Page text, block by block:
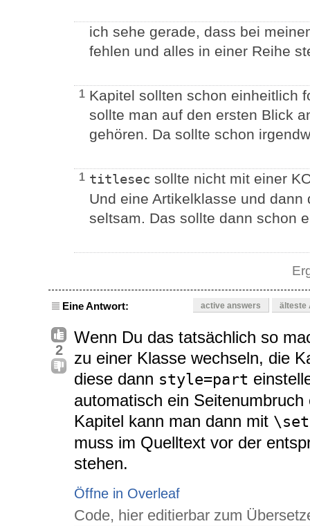
ich sehe gerade, dass bei
fehlen und alles in einer Reihe
1 Kapitel sollten schon einheitlich
sollte man auf den ersten Blick
gehören. Da sollte schon
1 titlesec sollte nicht mit einer
Und eine Artikelklasse und
seltsam. Das sollte dann schon
Eine Antwort: active answers älteste
2
Wenn Du das tatsächlich so
zu einer Klasse wechseln, die
diese dann style=part
automatisch ein
Kapitel kann man dann mit
muss im Quelltext vor der
stehen.
Öffne in Overleaf
Code, hier editierbar zum